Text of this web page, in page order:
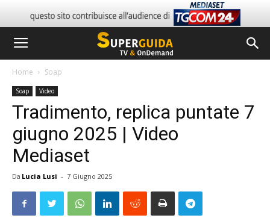
Home Soap
Soap Video
Tradimento, replica puntate 7
giugno 2025 | Video
Mediaset
Da Lucia Lusi - 7 Giugno 2025